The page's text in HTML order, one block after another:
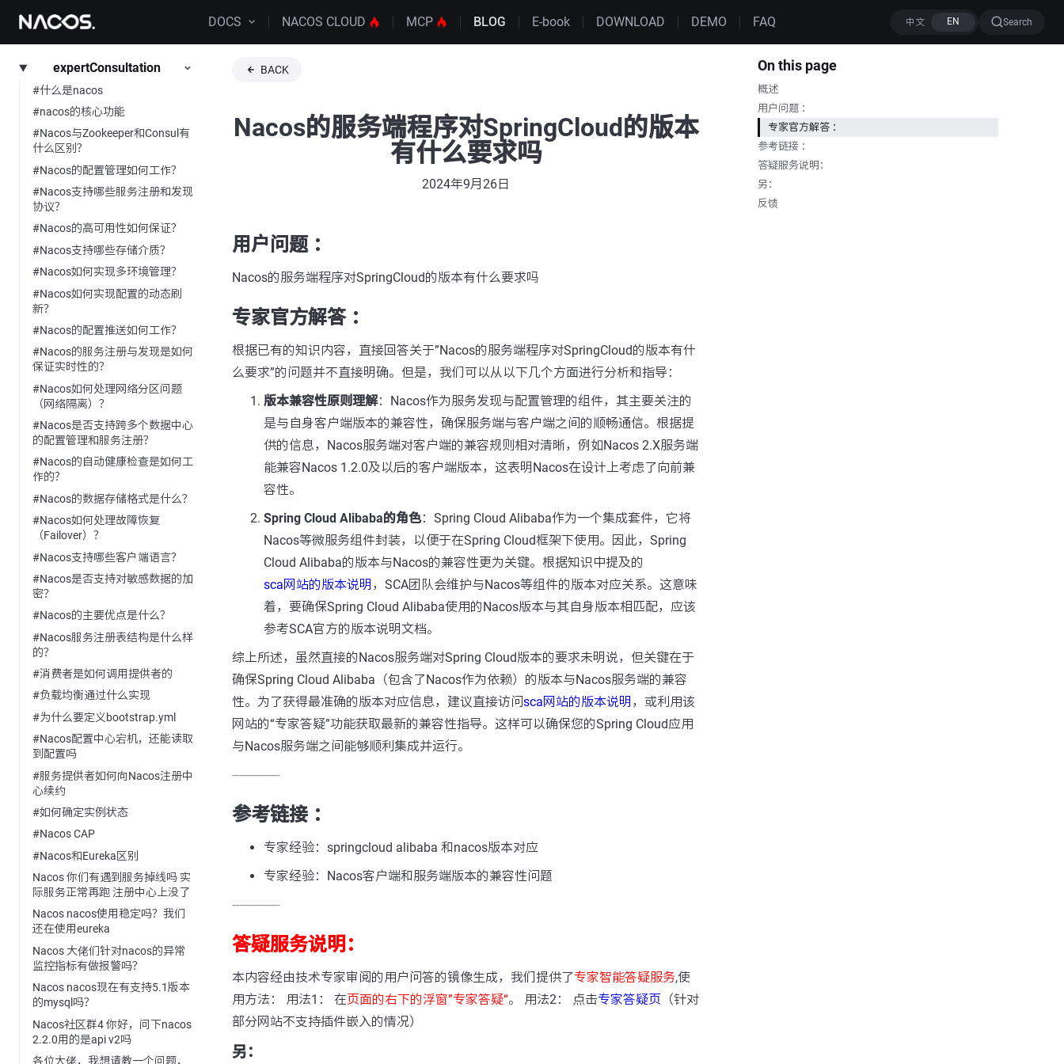
DOCS NACOS CLOUD MCP BLOG E-book DOWNLOAD DEMO FAQ Search
expertConsultation
#什么是nacos
#nacos的核心功能
#Nacos与Zookeeper和Consul有
什么区别？
#Nacos的配置管理如何工作？
#Nacos支持哪些服务注册和发现
协议？
#Nacos的高可用性如何保证？
#Nacos支持哪些存储介质？
#Nacos如何实现多环境管理？
#Nacos如何实现配置的动态刷
新？
#Nacos的配置推送如何工作？
#Nacos的服务注册与发现是如何
保证实时性的？
#Nacos如何处理网络分区问题
（网络隔离）？
#Nacos是否支持跨多个数据中心
的配置管理和服务注册？
#Nacos的自动健康检查是如何工
作的？
#Nacos的数据存储格式是什么？
#Nacos如何处理故障恢复
（Failover）？
#Nacos支持哪些客户端语言？
#Nacos是否支持对敏感数据的加
密？
#Nacos的主要优点是什么？
#Nacos服务注册表结构是什么样
的？
#消费者是如何调用提供者的
#负载均衡通过什么实现
#为什么要定义bootstrap.yml
#Nacos配置中心宕机，还能读取
到配置吗
#服务提供者如何向Nacos注册中
心续约
#如何确定实例状态
#Nacos CAP
#Nacos和Eureka区别
Nacos 你们有遇到服务掉线吗 实
际服务正常再跑 注册中心上没了
Nacos nacos使用稳定吗？我们
还在使用eureka
Nacos 大佬们针对nacos的异常
监控指标有做报警吗？
Nacos nacos现在有支持5.1版本
的mysql吗？
Nacos社区群4 你好，问下nacos
2.2.0用的是api v2吗
各位大佬，我想请教一个问题，
BACK
Nacos的服务端程序对SpringCloud的版本
有什么要求吗
2024年9月26日
用户问题 ：
Nacos的服务端程序对SpringCloud的版本有什么要求吗
专家官方解答 ：
根据已有的知识内容，直接回答关于”Nacos的服务端程序对SpringCloud的版本有什
么要求”的问题并不直接明确。但是，我们可以从以下几个方面进行分析和指导：
版本兼容性原则理解：Nacos作为服务发现与配置管理的组件，其主要关注的
是与自身客户端版本的兼容性，确保服务端与客户端之间的顺畅通信。根据提
供的信息，Nacos服务端对客户端的兼容规则相对清晰，例如Nacos 2.X服务端
能兼容Nacos 1.2.0及以后的客户端版本，这表明Nacos在设计上考虑了向前兼
容性。
Spring Cloud Alibaba的角色：Spring Cloud Alibaba作为一个集成套件，它将
Nacos等微服务组件封装，以便于在Spring Cloud框架下使用。因此，Spring
Cloud Alibaba的版本与Nacos的兼容性更为关键。根据知识中提及的
sca网站的版本说明 ，SCA团队会维护与Nacos等组件的版本对应关系。这意味
着，要确保Spring Cloud Alibaba使用的Nacos版本与其自身版本相匹配，应该
参考SCA官方的版本说明文档。
综上所述，虽然直接的Nacos服务端对Spring Cloud版本的要求未明说，但关键在于
确保Spring Cloud Alibaba（包含了Nacos作为依赖）的版本与Nacos服务端的兼容
性。为了获得最准确的版本对应信息，建议直接访问sca网站的版本说明 ，或利用该
网站的“专家答疑”功能获取最新的兼容性指导。这样可以确保您的Spring Cloud应用
与Nacos服务端之间能够顺利集成并运行。
---------------
参考链接 ：
专家经验：springcloud alibaba 和nacos版本对应
专家经验：Nacos客户端和服务端版本的兼容性问题
---------------
答疑服务说明：
本内容经由技术专家审阅的用户问答的镜像生成，我们提供了专家智能答疑服务,使
用方法： 用法1： 在页面的右下的浮窗”专家答疑“。 用法2： 点击专家答疑页 （针对
部分网站不支持插件嵌入的情况）
另：
On this page
概述
用户问题 ：
专家官方解答 ：
参考链接 ：
答疑服务说明：
另：
反馈